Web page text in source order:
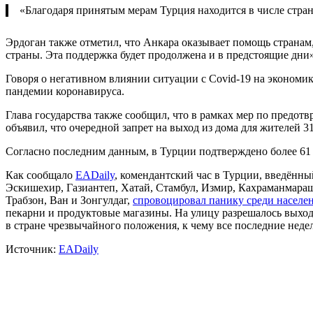
«Благодаря принятым мерам Турция находится в числе
Эрдоган также отметил, что Анкара оказывает помощь
страны. Эта поддержка будет продолжена и в предстоящие
Говоря о негативном влиянии ситуации с Covid-19 на
пандемии коронавируса.
Глава государства также сообщил, что в рамках мер по
объявил, что очередной запрет на выход из дома для жителей
Согласно последним данным, в Турции подтверждено более
Как сообщало EADaily, комендантский час в Турции,
Эскишехир, Газиантеп, Хатай, Стамбул, Измир,
Трабзон, Ван и Зонгулдаг, спровоцировал панику среди
пекарни и продуктовые магазины. На улицу разрешалось
в стране чрезвычайного положения, к чему все последние
Источник: EADaily